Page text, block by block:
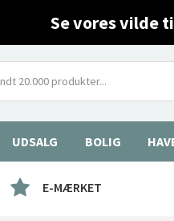
Se vores vilde
UDSALG BOLIG
E-MÆRKET